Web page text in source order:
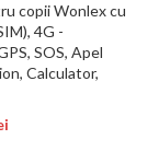
copii Wonlex cu
4G -
SOS, Apel
Calculator,